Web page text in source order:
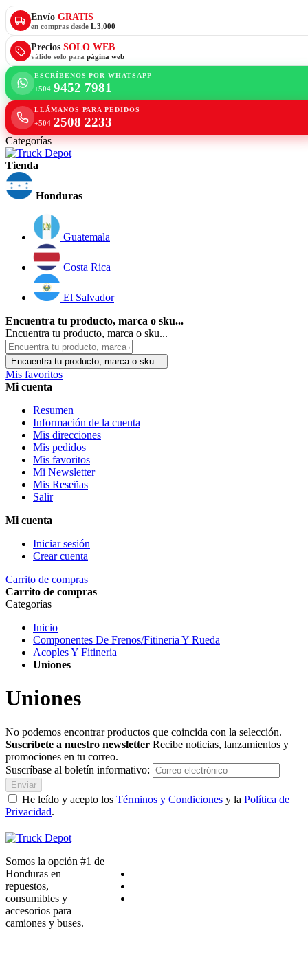
Envío GRATIS
en compras desde L 3,000
Precios SOLO WEB
válido solo para página web
ESCRÍBENOS POR WHATSAPP
+504 9452 7981
LLÁMANOS PARA PEDIDOS
+504 2508 2233
Categorías
Tienda
Honduras
Guatemala
Costa Rica
El Salvador
Encuentra tu producto, marca o sku...
Encuentra tu producto, marca o sku...
Encuentra tu producto, marca o sku...
Mis favoritos
Mi cuenta
Resumen
Información de la cuenta
Mis direcciones
Mis pedidos
Mis favoritos
Mi Newsletter
Mis Reseñas
Salir
Mi cuenta
Iniciar sesión
Crear cuenta
Carrito de compras
Carrito de compras
Categorías
Inicio
Componentes De Frenos/Fitineria Y Rueda
Acoples Y Fitineria
Uniones
Uniones
No podemos encontrar productos que coincida con la selección.
Suscríbete a nuestro newsletter Recibe noticias, lanzamientos y
promociones en tu correo.
Suscríbase al boletín informativo:
Enviar
He leído y acepto los Términos y Condiciones y la Política de
Privacidad.
Somos la opción #1 de
Honduras en
repuestos,
consumibles y
accesorios para
camiones y buses.